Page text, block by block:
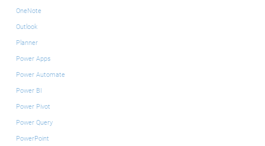
OneNote
Outlook
Planner
Power Apps
Power Automate
Power BI
Power Pivot
Power Query
PowerPoint